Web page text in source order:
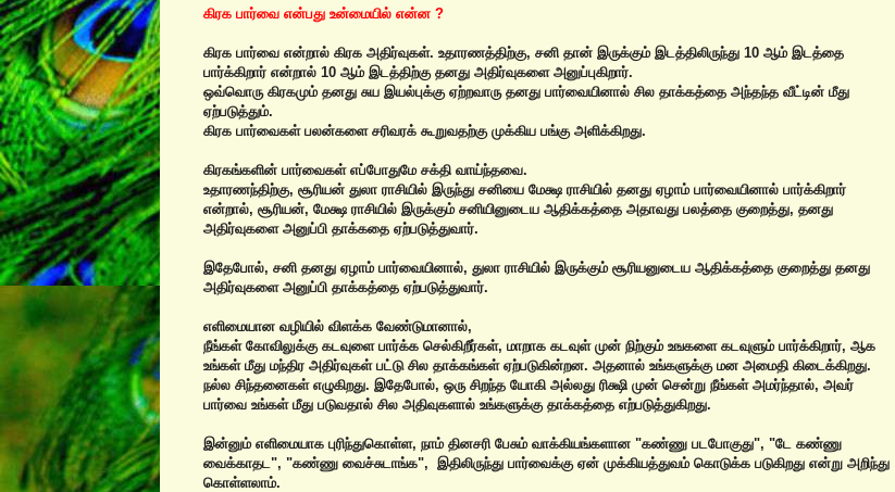
கிரக பார்வை என்பது உன்மையில் என்ன ?
கிரக பார்வை என்றால் கிரக அதிர்வுகள். உதாரணத்திற்கு, சனி தான் இருக்கும் இடத்திலிருந்து 10 ஆம் இடத்தை
பார்க்கிறார் என்றால் 10 ஆம் இடத்திற்கு தனது அதிர்வுகளை அனுப்புகிறார்.
ஒவ்வொரு கிரகமும் தனது சுய இயல்புக்கு ஏற்றவாரு தனது பார்வையினால் சில தாக்கத்தை அந்தந்த வீட்டின் மீது
ஏற்படுத்தும்.
கிரக பார்வைகள் பலன்களை சரிவரக் கூறுவதற்கு முக்கிய பங்கு அளிக்கிறது.
கிரகங்களின் பார்வைகள் எப்போதுமே சக்தி வாய்ந்தவை.
உதாரணந்திற்கு, சூரியன் துலா ராசியில் இருந்து சனியை மேக்ஷ ராசியில் தனது ஏழாம் பார்வையினால் பார்க்கிறார்
என்றால், சூரியன், மேக்ஷ ராசியில் இருக்கும் சனியினுடைய ஆதிக்கத்தை அதாவது பலத்தை குறைத்து, தனது
அதிர்வுகளை அனுப்பி தாக்கதை ஏற்படுத்துவார்.
இதேபோல், சனி தனது ஏழாம் பார்வையினால், துலா ராசியில் இருக்கும் சூரியனுடைய ஆதிக்கத்தை குறைத்து தனது
அதிர்வுகளை அனுப்பி தாக்கத்தை ஏற்படுத்துவார்.
எளிமையான வழியில் விளக்க வேண்டுமானால்,
நீங்கள் கோவிலுக்கு கடவுளை பார்க்க செல்கிறீர்கள், மாறாக கடவுள் முன் நிற்கும் உஙகளை கடவுளும் பார்க்கிறார், ஆக
உங்கள் மீது மந்திர அதிர்வுகள் பட்டு சில தாக்கங்கள் ஏற்படுகின்றன. அதனால் உங்களுக்கு மன அமைதி கிடைக்கிறது.
நல்ல‌ சிந்தனைகள் எழுகிறது. இதேபோல், ஒரு சிறந்த யோகி அல்லது ரிக்ஷி முன் சென்று நீங்கள் அமர்ந்தால், அவர்
பார்வை உங்கள் மீது படுவதால் சில அதிவுகளால் உங்களுக்கு தாக்கத்தை எற்படுத்துகிறது.
இன்னும் எளிமையாக புரிந்துகொள்ள‌, நாம் தினசரி பேசும் வாக்கியங்களான‌ "கண்ணு படபோகுது", "டே கண்ணு
வைக்காதட", "கண்ணு வைச்சுடாங்க", இதிலிருந்து பார்வைக்கு ஏன் முக்கியத்துவம் கொடுக்க படுகிறது என்று அறிந்து
கொள்ளலாம்.